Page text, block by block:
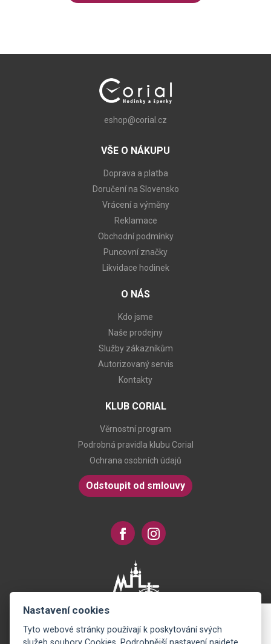
Novinky na Váš e-mail
eshop@corial.cz
VŠE O NÁKUPU
Doprava a platba
Doručení na Slovensko
Vrácení a výměny
Reklamace
Obchodní podmínky
Puncovní značky
Likvidace hodinek
O NÁS
Kdo jsme
Naše prodejny
Služby zákazníkům
Autorizovaný servis
Kontakty
KLUB CORIAL
Věrnostní program
Podrobná pravidla klubu Corial
Ochrana osobních údajů
Odstoupit od smlouvy
Nastavení cookies
Tyto webové stránky používají k poskytování svých